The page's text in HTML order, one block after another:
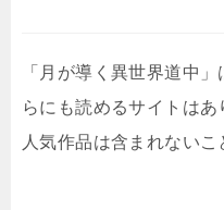
「月が導く異世界道中
らにも読めるサイトはあ
人気作品は含まれないこ